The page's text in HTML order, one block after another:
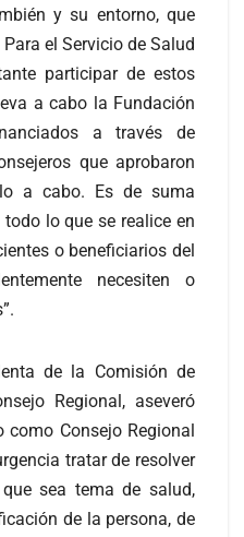
y su entorno, que
el Servicio de Salud
participar de estos
a cabo la Fundación
a través de
que aprobaron
a cabo. Es de suma
lo que se realice en
o beneficiarios del
necesiten o
de la Comisión de
Regional, aseveró
Consejo Regional
tratar de resolver
sea tema de salud,
de la persona, de